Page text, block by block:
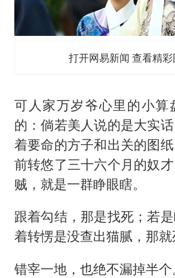
打开网易新闻 查看精
可人家万岁爷心里的小算
的：倘若美人说的是大实
着要命的方子和出关的图
前转悠了三十六个月的奴
贼，就是一群睁眼瞎。
跟着勾结，那是找死；若
着转愣是没查出猫腻，那就
错宰一地，也绝不漏掉半个